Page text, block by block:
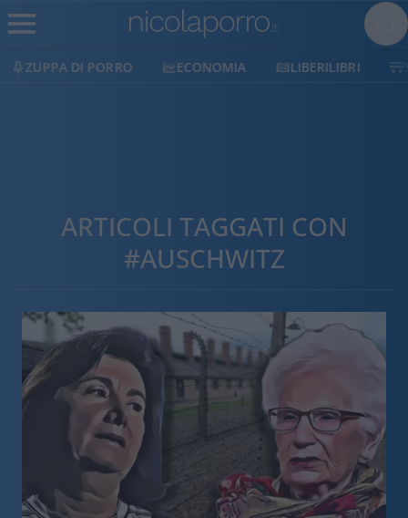
ZUPPA DI PORRO ECONOMIA LIBERILIBRI
ARTICOLI TAGGATI CON
#AUSCHWITZ